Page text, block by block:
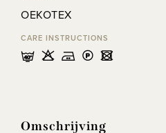
OEKOTEX
CARE INSTRUCTIONS
nHELU
Omschrijving